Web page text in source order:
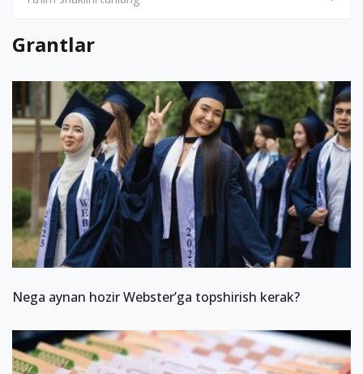
Grantlar
Nega aynan hozir Webster’ga topshirish kerak?